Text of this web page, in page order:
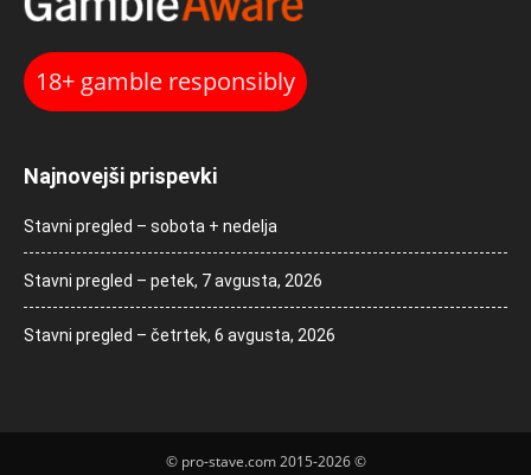
18+ gamble responsibly
Najnovejši prispevki
Stavni pregled – sobota + nedelja
Stavni pregled – petek, 7 avgusta, 2026
Stavni pregled – četrtek, 6 avgusta, 2026
© pro-stave.com 2015-2026 ©